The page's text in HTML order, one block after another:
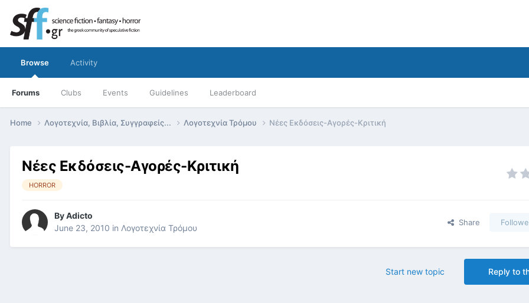
Browse
Forums Clubs Events Guidelines Leaderboard
Activity
Home Λογοτεχνία, Βιβλία, Συγγραφείς... Λογοτεχνία Τρόμου Nέες Εκδόσεις-Αγορές-Κριτική
Nέες Εκδόσεις-Αγορές-Κριτική
HORROR
ByAdicto
June 23, 2010 in Λογοτεχνία Τρόμου
Share
Reply to
Start new topic